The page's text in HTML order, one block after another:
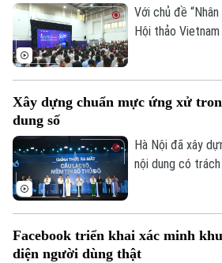
Theo dõi Hà Nội On
Với chủ đề
Hội thảo
người học làm
Xây dựng chuẩn mực ứng xử
dung số
Hà Nội đã xây
nội dung có
Facebook triển khai xác minh
diện người dùng thật